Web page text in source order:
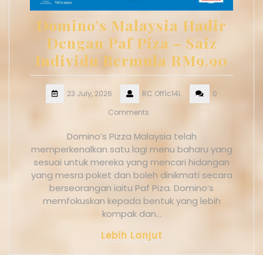
Domino’s Malaysia Hadir
Dengan Paf Piza – Saiz
Individu Bermula RM9.90
23 July, 2026 RC.Off1c14L
0
Comments
Domino’s Pizza Malaysia telah
memperkenalkan satu lagi menu baharu yang
sesuai untuk mereka yang mencari hidangan
yang mesra poket dan boleh dinikmati secara
berseorangan iaitu Paf Piza. Domino’s
memfokuskan kepada bentuk yang lebih
kompak dan…
Lebih Lanjut